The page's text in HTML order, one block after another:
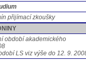
přijímací zkoušky
období akademického
LS viz výše do 12. 9.